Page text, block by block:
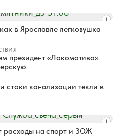
в Ярославле легковушка
президент «Локомотива»
стоки канализации текли в
расходы на спорт и ЗОЖ